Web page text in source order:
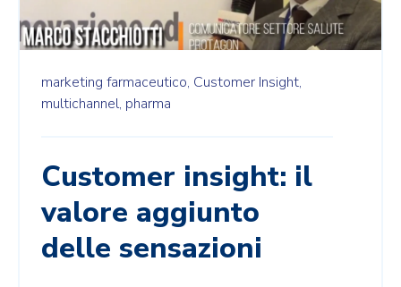
marketing farmaceutico, Customer Insight,
multichannel, pharma
Customer insight: il
valore aggiunto
delle sensazioni